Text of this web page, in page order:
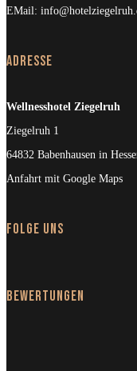
EMail:
Adresse
Wellnesshotel Ziegelruh
Ziegelruh 1
64832 Babenhausen in
Anfahrt mit Google Maps
Folge uns
Bewertungen